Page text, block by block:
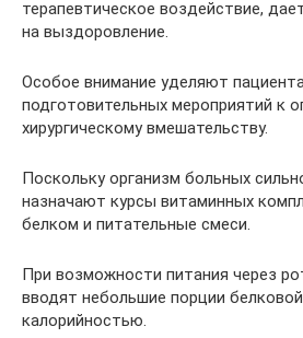
терапевтическое воздействие,
на выздоровление.
Особое внимание уделяют
подготовительных мероприятий к
хирургическому вмешательству.
Поскольку организм больных
назначают курсы витаминных
белком и питательные смеси.
При возможности питания через
вводят небольшие порции
калорийностью.